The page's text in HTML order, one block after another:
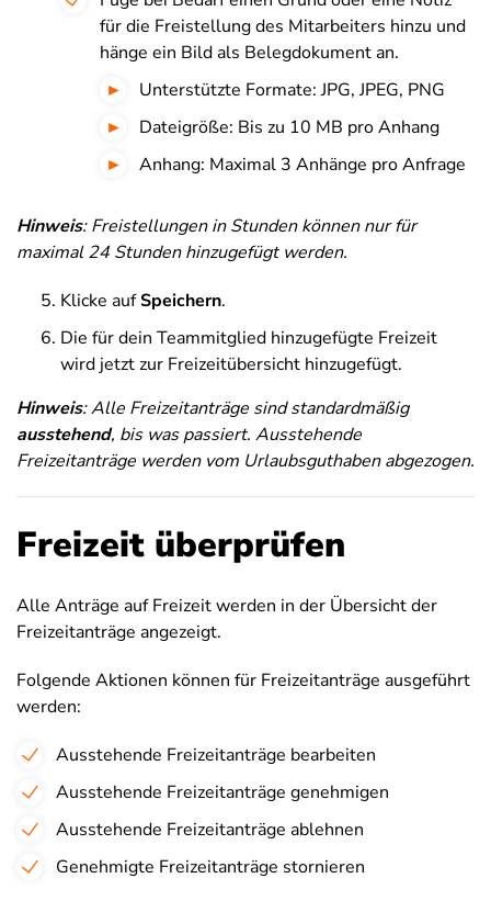
für die Freistellung des Mitarbeiters hinzu und
hänge ein Bild als Belegdokument an.
Unterstützte Formate: JPG, JPEG, PNG
Dateigröße: Bis zu 10 MB pro Anhang
Anhang: Maximal 3 Anhänge pro Anfrage
Hinweis: Freistellungen in Stunden können nur für
maximal 24 Stunden hinzugefügt werden.
Klicke aufSpeichern.
Die für dein Teammitglied hinzugefügte Freizeit
wird jetzt zur Freizeitübersicht hinzugefügt.
Hinweis:Alle Freizeitanträge sind standardmäßig
ausstehend, bis was passiert. Ausstehende
Freizeitanträge werden vom Urlaubsguthaben abgezogen.
Freizeit überprüfen
Alle Anträge auf Freizeit werden in der Übersicht der
Freizeitanträge angezeigt.
Folgende Aktionen können für Freizeitanträge ausgeführt
werden:
Ausstehende Freizeitanträge bearbeiten
Ausstehende Freizeitanträge genehmigen
Ausstehende Freizeitanträge ablehnen
Genehmigte Freizeitanträge stornieren